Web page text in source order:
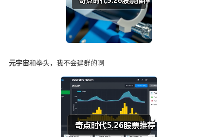
元宇宙和拳头，我不会建群的啊